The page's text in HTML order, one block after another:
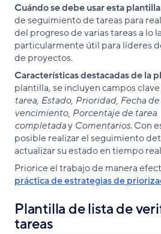
Cuándo se debe usar esta
de seguimiento de tareas para
del progreso de varias tareas a lo
particularmente útil para líderes
de proyectos.
Características destacadas de la
plantilla, se incluyen campos
tarea, Estado, Prioridad, Fecha
vencimiento, Porcentaje de tarea
completaday Comentarios. Con
posible realizar el seguimiento
actualizar su estado en tiempo
Priorice el trabajo de manera
práctica de estrategias de
Plantilla de lista de
tareas